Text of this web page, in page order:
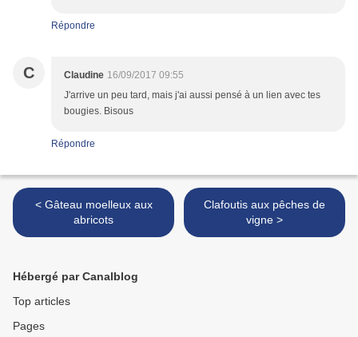
Répondre
C Claudine 16/09/2017 09:55
J'arrive un peu tard, mais j'ai aussi pensé à un lien avec tes
bougies. Bisous
Répondre
< Gâteau moelleux aux
abricots
Clafoutis aux pêches de
vigne >
Hébergé par Canalblog
Top articles
Pages